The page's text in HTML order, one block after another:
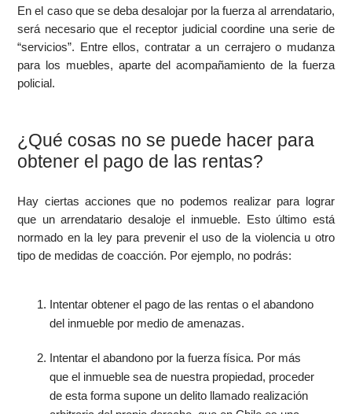
En el caso que se deba desalojar por la fuerza al arrendatario,
será necesario que el receptor judicial coordine una serie de
“servicios”. Entre ellos, contratar a un cerrajero o mudanza
para los muebles, aparte del acompañamiento de la fuerza
policial.
¿Qué cosas no se puede hacer para
obtener el pago de las rentas?
Hay ciertas acciones que no podemos realizar para lograr
que un arrendatario desaloje el inmueble. Esto último está
normado en la ley para prevenir el uso de la violencia u otro
tipo de medidas de coacción. Por ejemplo, no podrás:
Intentar obtener el pago de las rentas o el abandono
del inmueble por medio de amenazas.
Intentar el abandono por la fuerza física. Por más
que el inmueble sea de nuestra propiedad, proceder
de esta forma supone un delito llamado realización